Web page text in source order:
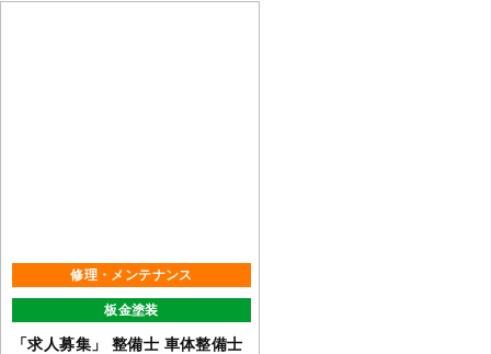
修理・メンテナンス
板金塗装
「求人募集」 整備士 車体整備士